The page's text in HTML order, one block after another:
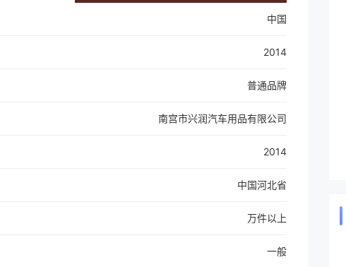
中国
2014
普通品牌
南宫市兴润汽车用品有限公司
2014
中国河北省
万件以上
一般